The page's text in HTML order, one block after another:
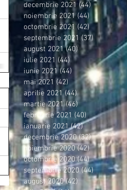
decembrie 2021 (44)44 postări
noiembrie 2021 (44) 44 postări
octombrie 2021 (42)42 postări
septembrie 2021 (37)37 postări
august 2021 (40)40 postări
iulie 2021 (44)44 postări
iunie 2021 (44) 44 postări
mai 2021 (42) 42 postări
aprilie 2021 (44)44 postări
martie 2021 (46)46 postări
februarie 2021 (40)40 postări
ianuarie 2021 (42)42 postări
decembrie 2020 (32)32 postări
noiembrie 2020 (42) 42 postări
octombrie 2020 (44)44 postări
septembrie 2020 (44)44 postări
august 2020 (42)42 postări